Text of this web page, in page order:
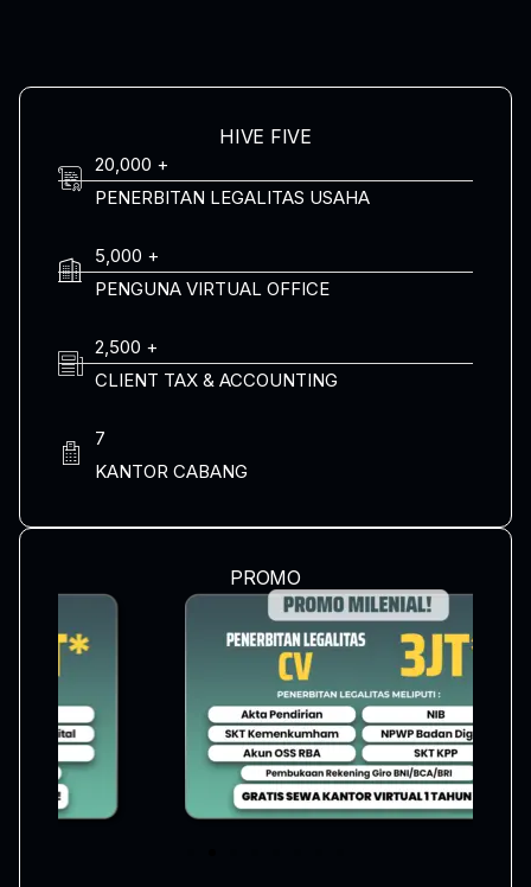
HIVE FIVE
20,000 +
PENERBITAN LEGALITAS USAHA
5,000 +
PENGUNA VIRTUAL OFFICE
2,500 +
CLIENT TAX & ACCOUNTING
7
KANTOR CABANG
PROMO